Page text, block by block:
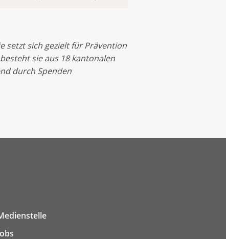
setzt sich gezielt für Prävention
sie aus 18 kantonalen
durch Spenden